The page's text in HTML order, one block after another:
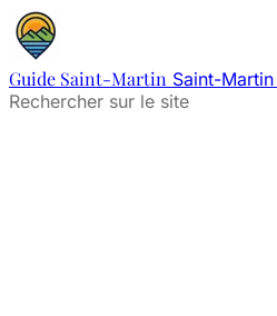
Guide Saint-Martin Saint-
Rechercher sur le site